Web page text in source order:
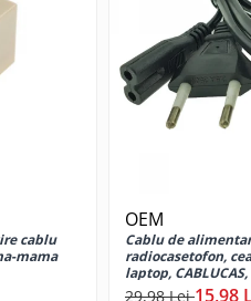
cablu
mama
OEM
Cablu de
radiocasetofon,
laptop,
pini, C7, 2.5A, 250V,
29,98 Lei15,98